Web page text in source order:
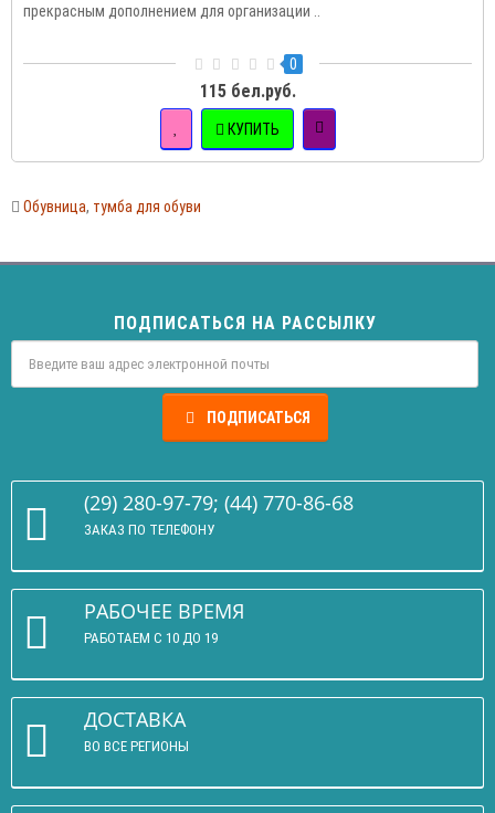
прекрасным дополнением для организации ..
0
115 бел.руб.
КУПИТЬ
Обувница, тумба для обуви
ПОДПИСАТЬСЯ НА РАССЫЛКУ
ПОДПИСАТЬСЯ
(29) 280-97-79; (44) 770-86-68
ЗАКАЗ ПО ТЕЛЕФОНУ
РАБОЧЕЕ ВРЕМЯ
РАБОТАЕМ С 10 ДО 19
ДОСТАВКА
ВО ВСЕ РЕГИОНЫ